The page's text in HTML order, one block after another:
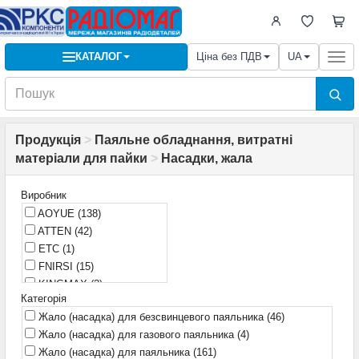
КАТАЛОГ Ціна без ПДВ UA
Продукція > Паяльне обладнання, витратні
матеріали для пайки > Насадки, жала
Виробник
AOYUE (138)
ATTEN (42)
ETC (1)
FNIRSI (15)
KINGMAX(2)
KSGER
Leisto(35)
Mechanic(32)
Miniware(6)
Категорія
Жало (насадка) для безсвинцевого паяльника (46)
Жало (насадка) для газового паяльника (4)
Жало (насадка) для паяльника (161)